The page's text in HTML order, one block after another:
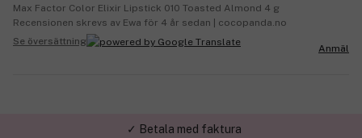
Max Factor Color Elixir Lipstick 010 Toasted Almond 4 g
Recensionen skrevs av Ewa för 4 år sedan | cocopanda.no
Se översättning
Anmäl
✓ Trygg E-handel